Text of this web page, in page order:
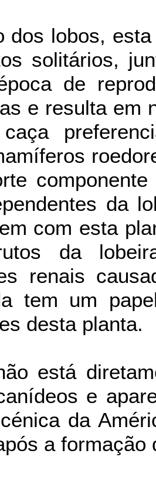
dos lobos,
solitários,
de
e resulta em
caça
da
com esta
da
renais
tem um
desta planta.
está
e
da
a formação